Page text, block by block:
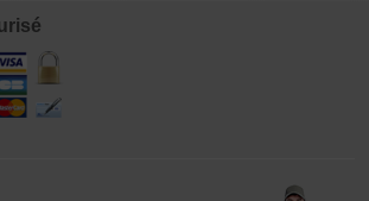
former au mieux vos mini
conseils et démonstrations
de Maître KYOSUKE
Une approche simple et
de toutes les techniques de
d'un bonsaï. Un ouvrage